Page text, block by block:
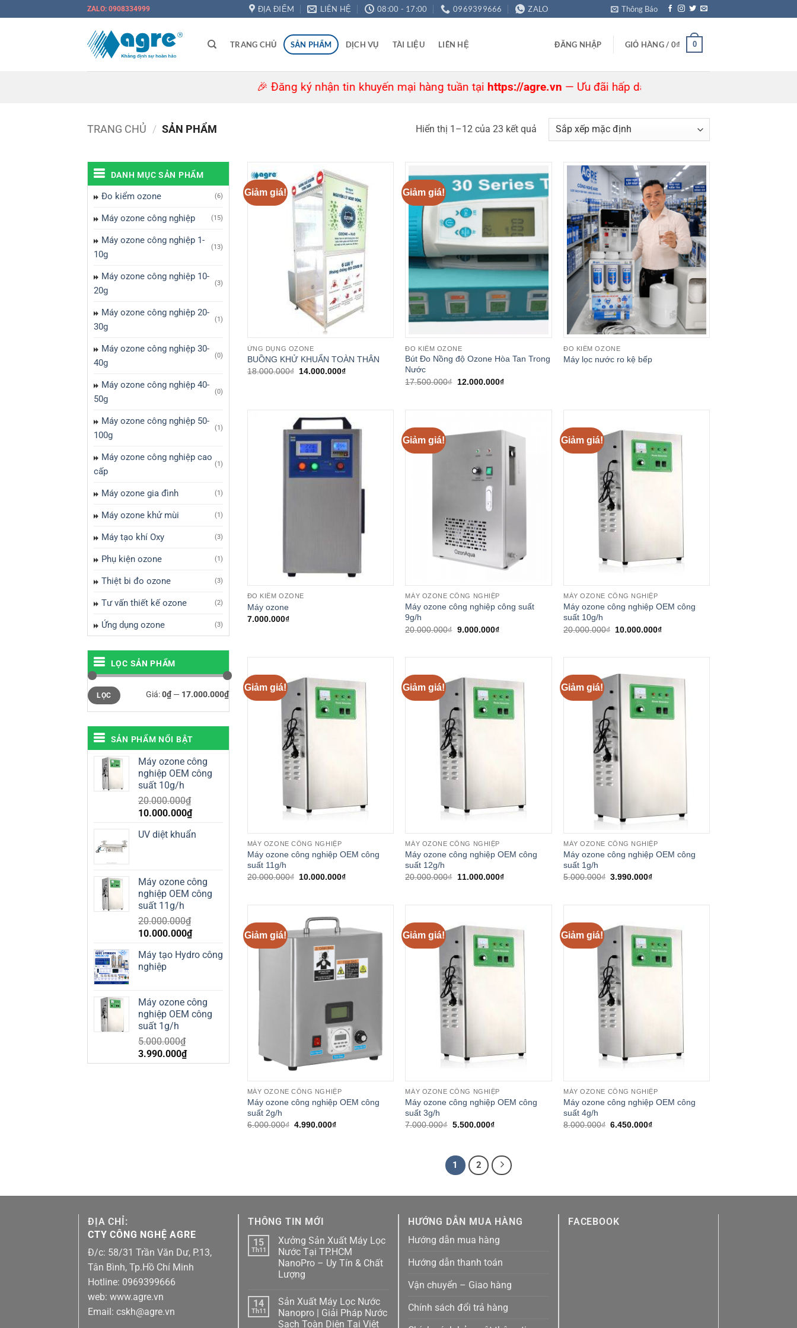
ZALO: 0908334999 ĐỊA ĐIỂM LIÊN HỆ 08:00 - 17:00 0969399666 ZALO Thông Báo
TRANG CHỦ SẢN PHẨM DỊCH VỤ TÀI LIỆU LIÊN HỆ ĐĂNG NHẬP GIỎ HÀNG / 0₫ 0
🎉 Đăng ký nhận tin khuyến mại hàng tuần tạihttps://agre.vn— Ưu đãi hấp dẫn đang chờ bạn! 🎁
TRANG CHỦ / SẢN PHẨM Hiển thị 1–12 của 23 kết quả
DANH MỤC SẢN PHẨM
Đo kiểm ozone (6)
Máy ozone công nghiệp (15)
Máy ozone công nghiệp 1-
10g
(13)
Máy ozone công nghiệp 10-
20g
(3)
Máy ozone công nghiệp 20-
30g
(1)
Máy ozone công nghiệp 30-
40g
(0)
Máy ozone công nghiệp 40-
50g
(0)
Máy ozone công nghiệp 50-
100g
(1)
Máy ozone công nghiệp cao
cấp
(1)
Máy ozone gia đình (1)
Máy ozone khử mùi (1)
Máy tạo khí Oxy (3)
Phụ kiện ozone (1)
Thiệt bi đo ozone (3)
Tư vấn thiết kế ozone (2)
Ứng dụng ozone (3)
LỌC SẢN PHẨM
Giá
tối
thiểu
Giá
tối
đa
LỌC Giá:0₫— 17.000.000₫
SẢN PHẨM NỔI BẬT
Máy ozone công
nghiệp OEM công
suất 10g/h
20.000.000₫
Giá
là:
10.000.000₫Giá
tại
UV diệt khuẩn
Máy ozone công
nghiệp OEM công
suất 11g/h
20.000.000₫
Giá
là:
20.000.000₫.
10.000.000₫Giá
tại
Máy tạo Hydro công
nghiệp
Máy ozone công
nghiệp OEM công
suất 1g/h
5.000.000₫
Giá
gốc
3.990.000₫Giá
hiện
Giảm giá!
ỨNG DỤNG OZONE
BUỒNG KHỬ KHUẨN TOÀN THÂN
18.000.000₫ Giá
14.000.000₫Giá
Giảm giá!
ĐO KIỂM OZONE
Bút Đo Nồng độ Ozone Hòa Tan Trong
Nước
17.500.000₫ Giá
12.000.000₫Giá
ĐO KIỂM OZONE
Máy lọc nước ro kệ bếp
ĐO KIỂM OZONE
Máy ozone
7.000.000₫
Giảm giá!
MÁY OZONE CÔNG NGHIỆP
Máy ozone công nghiệp công suất
9g/h
20.000.000₫ Giá
9.000.000₫Giá
Giảm giá!
MÁY OZONE CÔNG NGHIỆP
Máy ozone công nghiệp OEM công
suất 10g/h
20.000.000₫ Giá
10.000.000₫Giá
Giảm giá!
MÁY OZONE CÔNG NGHIỆP
Máy ozone công nghiệp OEM công
suất 11g/h
20.000.000₫ Giá
10.000.000₫Giá
Giảm giá!
MÁY OZONE CÔNG NGHIỆP
Máy ozone công nghiệp OEM công
suất 12g/h
20.000.000₫ Giá
11.000.000₫Giá
Giảm giá!
MÁY OZONE CÔNG NGHIỆP
Máy ozone công nghiệp OEM công
suất 1g/h
5.000.000₫ Giá
3.990.000₫Giá
Giảm giá!
MÁY OZONE CÔNG NGHIỆP
Máy ozone công nghiệp OEM công
suất 2g/h
6.000.000₫ Giá
4.990.000₫Giá
Giảm giá!
MÁY OZONE CÔNG NGHIỆP
Máy ozone công nghiệp OEM công
suất 3g/h
7.000.000₫ Giá
5.500.000₫Giá
5.500.000₫.
Giảm giá!
MÁY OZONE CÔNG NGHIỆP
Máy ozone công nghiệp OEM công
suất 4g/h
8.000.000₫ Giá
6.450.000₫Giá
1 2
ĐỊA CHỈ:
CTY CÔNG NGHỆ AGRE
Đ/c: 58/31 Trần Văn Dư, P.13,
Tân Bình, Tp.Hồ Chí Minh
Hotline: 0969399666
web: www.agre.vn
Email: cskh@agre.vn
THÔNG TIN MỚI
15
Th11
Xưởng Sản Xuất Máy Lọc
Nước Tại TP.HCM
NanoPro – Uy Tín & Chất
Lượng
bình
luận
ở
Xưởng
14
Th11
Sản Xuất Máy Lọc Nước
Nanopro | Giải Pháp Nước
Sạch Toàn Diện Tại Việt
HƯỚNG DẪN MUA HÀNG
Hướng dẫn mua hàng
Hướng dẫn thanh toán
Vận chuyển – Giao hàng
Chính sách đổi trả hàng
FACEBOOK